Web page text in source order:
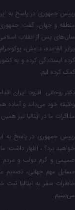
رییس‌ جمهوری در پاسخ به
منطقه و جهان، گفت: جمهوری
برابر القاعده، داعش،
کرده ایستادگی کرده و به
کمک کرده ایم.
دکتر روحانی افزود: ایران
وظیفه خود می‌داند و آماده
مذاکرات ما در ایتالیا نیز
رییس‌ جمهوری در پاسخ به
خواهید برد؟ ، اظهار داشت:
صمیمی و گرم دولت و مردم
مسایل مهم جهانی، تصمیم
خاطرات سفر به ایتالیا ثبت
می‌بینیم.